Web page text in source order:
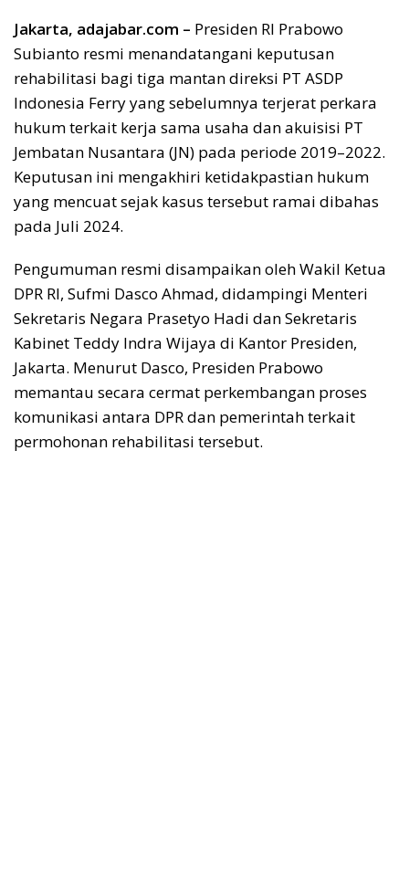
Jakarta, adajabar.com – Presiden RI Prabowo
Subianto resmi menandatangani keputusan
rehabilitasi bagi tiga mantan direksi PT ASDP
Indonesia Ferry yang sebelumnya terjerat perkara
hukum terkait kerja sama usaha dan akuisisi PT
Jembatan Nusantara (JN) pada periode 2019–2022.
Keputusan ini mengakhiri ketidakpastian hukum
yang mencuat sejak kasus tersebut ramai dibahas
pada Juli 2024.
Pengumuman resmi disampaikan oleh Wakil Ketua
DPR RI, Sufmi Dasco Ahmad, didampingi Menteri
Sekretaris Negara Prasetyo Hadi dan Sekretaris
Kabinet Teddy Indra Wijaya di Kantor Presiden,
Jakarta. Menurut Dasco, Presiden Prabowo
memantau secara cermat perkembangan proses
komunikasi antara DPR dan pemerintah terkait
permohonan rehabilitasi tersebut.